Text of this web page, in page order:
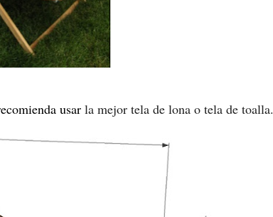
usarla mejor tela de lona o tela de toalla.